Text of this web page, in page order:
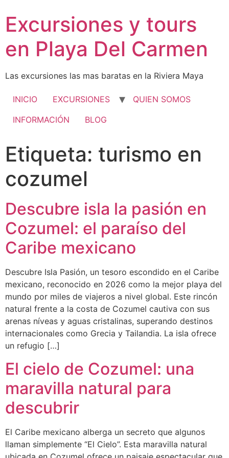
Excursiones y tours
en Playa Del Carmen
Las excursiones las mas baratas en la Riviera Maya
INICIO EXCURSIONES
QUIEN SOMOS
INFORMACIÓN
BLOG
Etiqueta: turismo en
cozumel
Descubre isla la pasión en
Cozumel: el paraíso del
Caribe mexicano
Descubre Isla Pasión, un tesoro escondido en el Caribe
mexicano, reconocido en 2026 como la mejor playa del
mundo por miles de viajeros a nivel global. Este rincón
natural frente a la costa de Cozumel cautiva con sus
arenas níveas y aguas cristalinas, superando destinos
internacionales como Grecia y Tailandia. La isla ofrece
un refugio […]
El cielo de Cozumel: una
maravilla natural para
descubrir
El Caribe mexicano alberga un secreto que algunos
llaman simplemente “El Cielo”. Esta maravilla natural